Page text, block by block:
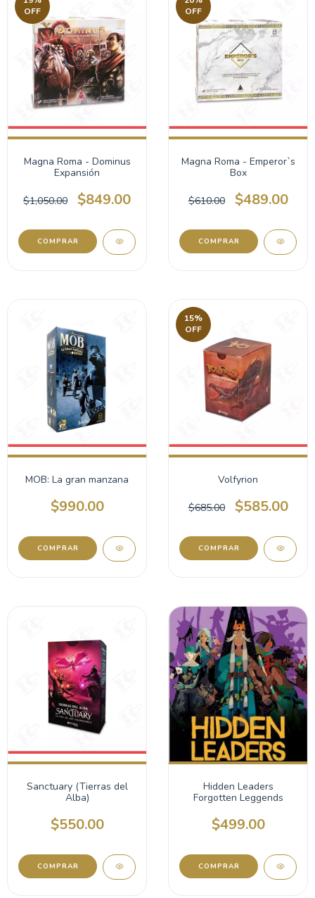
OFF
Magna Roma - Dominus
Expansión
$1,050.00 $849.00
OFF
Magna Roma - Emperor`s
Box
$610.00 $489.00
MOB: La gran manzana
$990.00
15%
OFF
Volfyrion
$685.00 $585.00
Sanctuary (Tierras del
Alba)
$550.00
Hidden Leaders
Forgotten Leggends
$499.00